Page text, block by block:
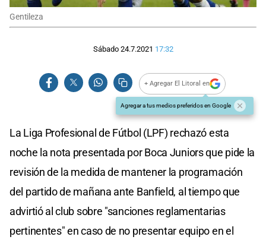
Gentileza
Sábado 24.7.2021 17:32
+ Agregar El Litoral en
Agregar a tus medios preferidos en Google
La Liga Profesional de Fútbol (LPF) rechazó esta
noche la nota presentada por Boca Juniors que pide la
revisión de la medida de mantener la programación
del partido de mañana ante Banfield, al tiempo que
advirtió al club sobre "sanciones reglamentarias
pertinentes" en caso de no presentar equipo en el